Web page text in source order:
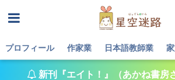
プロフィール 作家業 日本語教師業
新刊『エイト！』（あかね書房